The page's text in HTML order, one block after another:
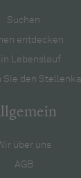
Suchen
entdecken
Lebenslauf
Sie den
über uns
AGB